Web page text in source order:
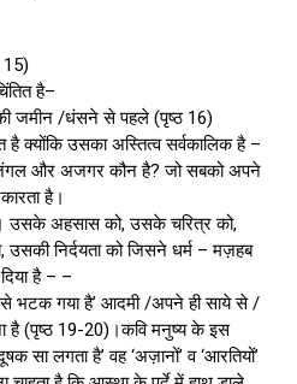
15)
है–
जमीन /धंसने से पहले (पृष्ठ 16)
क्योंकि उसका अस्तित्व सर्वकालिक है –
और अजगर कौन है? जो सबको अपने
है।
उसके अहसास को, उसके चरित्र को,
निर्दयता को जिसने धर्म – मज़हब
है – –
से भटक गया है’ आदमी /अपने ही साये से /
है (पृष्ठ 19-20)।कवि मनुष्य के इस
सा लगता है’ वह ‘अज़ानों’ व ‘आरतियों’